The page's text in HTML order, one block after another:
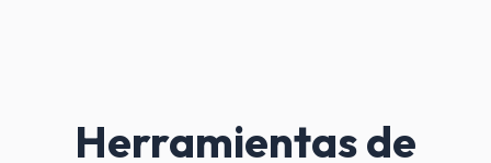
Herramientas de